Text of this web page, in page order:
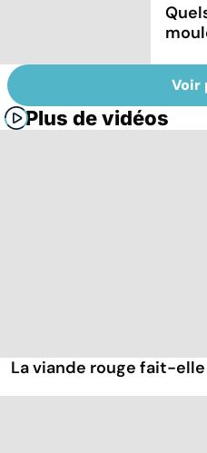
Voir
Plus de vidéos
La viande rouge fait-elle